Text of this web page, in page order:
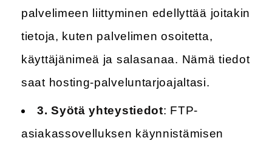
palvelimeen liittyminen edellyttää joitakin
tietoja, kuten palvelimen osoitetta,
käyttäjänimeä ja salasanaa. Nämä tiedot
saat hosting-palveluntarjoajaltasi.
3. Syötä yhteystiedot: FTP-
asiakassovelluksen käynnistämisen